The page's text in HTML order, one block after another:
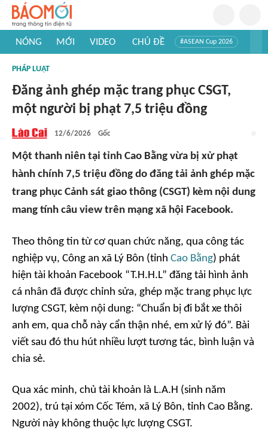
NÓNG MỚI VIDEO CHỦ ĐỀ #ASEAN Cup 2026
#Khám phá thế giới
PHÁP LUẬT
Đăng ảnh ghép mặc trang phục CSGT,
một người bị phạt 7,5 triệu đồng
12/6/2026 Gốc
Một thanh niên tại tỉnh Cao Bằng vừa bị xử phạt
hành chính 7,5 triệu đồng do đăng tải ảnh ghép mặc
trang phục Cảnh sát giao thông (CSGT) kèm nội dung
mang tính câu view trên mạng xã hội Facebook.
Theo thông tin từ cơ quan chức năng, qua công tác
nghiệp vụ, Công an xã Lý Bôn (tỉnh Cao Bằng) phát
hiện tài khoản Facebook “T.H.H.L” đăng tải hình ảnh
cá nhân đã được chỉnh sửa, ghép mặc trang phục lực
lượng CSGT, kèm nội dung: “Chuẩn bị đi bắt xe thôi
anh em, qua chỗ này cẩn thận nhé, em xử lý đó”. Bài
viết sau đó thu hút nhiều lượt tương tác, bình luận và
chia sẻ.
Qua xác minh, chủ tài khoản là L.A.H (sinh năm
2002), trú tại xóm Cốc Tém, xã Lý Bôn, tỉnh Cao Bằng.
Người này không thuộc lực lượng CSGT.